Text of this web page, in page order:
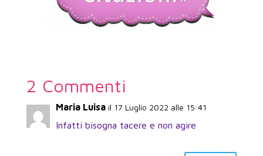
2 Commenti
Maria Luisa il 17 Luglio 2022 alle 15:41
Infatti bisogna tacere e non agire